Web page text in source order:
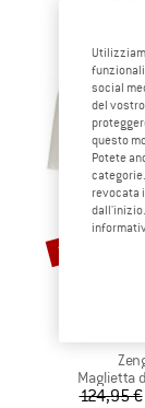
Gruppo
Maglietta
124,95 €
Sconto
10%
social
del
questo
Potete
revocata